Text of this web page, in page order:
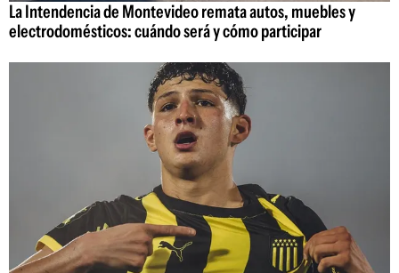
La Intendencia de Montevideo remata autos, muebles y
electrodomésticos: cuándo será y cómo participar